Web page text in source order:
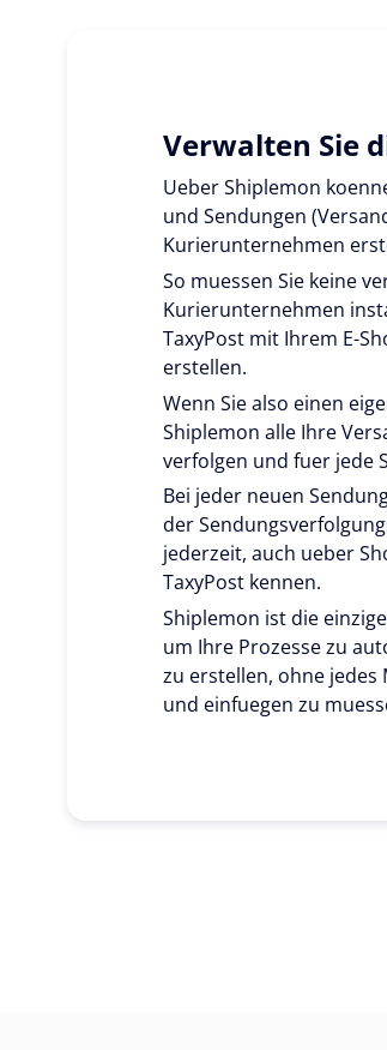
Verwalten Sie
Ueber Shiplemon
und Sendungen
Kurierunternehmen
So muessen Sie keine
Kurierunternehmen
TaxyPost mit Ihrem E-
erstellen.
Wenn Sie also einen
Shiplemon alle Ihre
verfolgen und fuer jede
Bei jeder neuen
der
jederzeit, auch ueber
TaxyPost kennen.
Shiplemon ist die
um Ihre Prozesse zu
zu erstellen, ohne jedes
und einfuegen zu